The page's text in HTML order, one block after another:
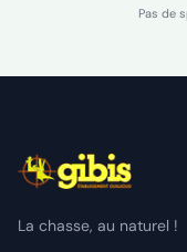
Pas de
La chasse, au naturel !